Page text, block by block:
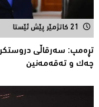
21 کاتژمێر پێش ئێستا
تڕەمپ: سەرقاڵى
چەک و تەقەمەنین